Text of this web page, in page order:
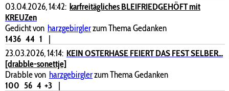
03.04.2026, 14:42: karfreitägliches BLEIFRIEDGEHÖFT mit
KREUZen
Gedicht von harzgebirglerzum Thema Gedanken
1436 44 1
|
23.03.2026, 14:14: KEIN OSTERHASE FEIERT DAS FEST SELBER...
[drabble-sonettje]
Drabble von harzgebirglerzum Thema Gedanken
100 56 4 +3
|